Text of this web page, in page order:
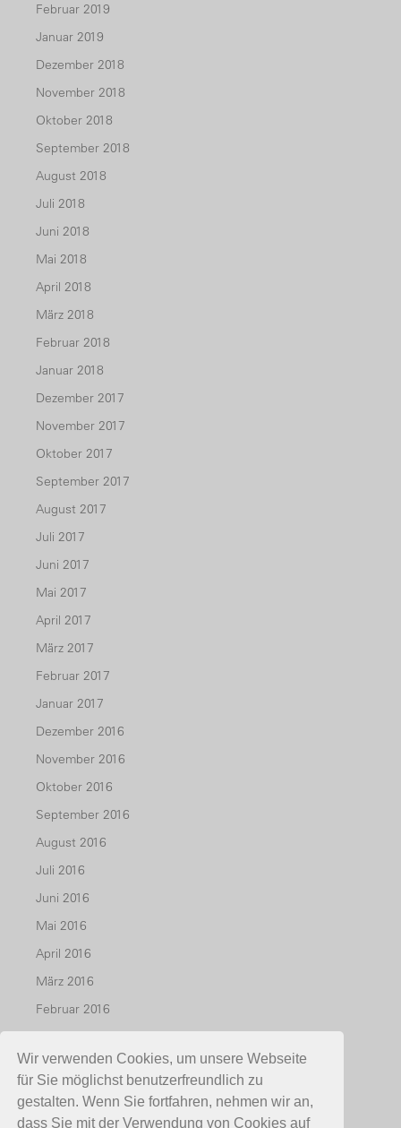
Wir verwenden Cookies, um unsere Webseite
für Sie möglichst benutzerfreundlich zu
gestalten. Wenn Sie fortfahren, nehmen wir an,
dass Sie mit der Verwendung von Cookies auf
Februar 2019
Januar 2019
Dezember 2018
November 2018
Oktober 2018
September 2018
August 2018
Juli 2018
Juni 2018
Mai 2018
April 2018
März 2018
Februar 2018
Januar 2018
Dezember 2017
November 2017
Oktober 2017
September 2017
August 2017
Juli 2017
Juni 2017
Mai 2017
April 2017
März 2017
Februar 2017
Januar 2017
Dezember 2016
November 2016
Oktober 2016
September 2016
August 2016
Juli 2016
Juni 2016
Mai 2016
April 2016
März 2016
Februar 2016
Januar 2016
Dezember 2015
November 2015
Oktober 2015